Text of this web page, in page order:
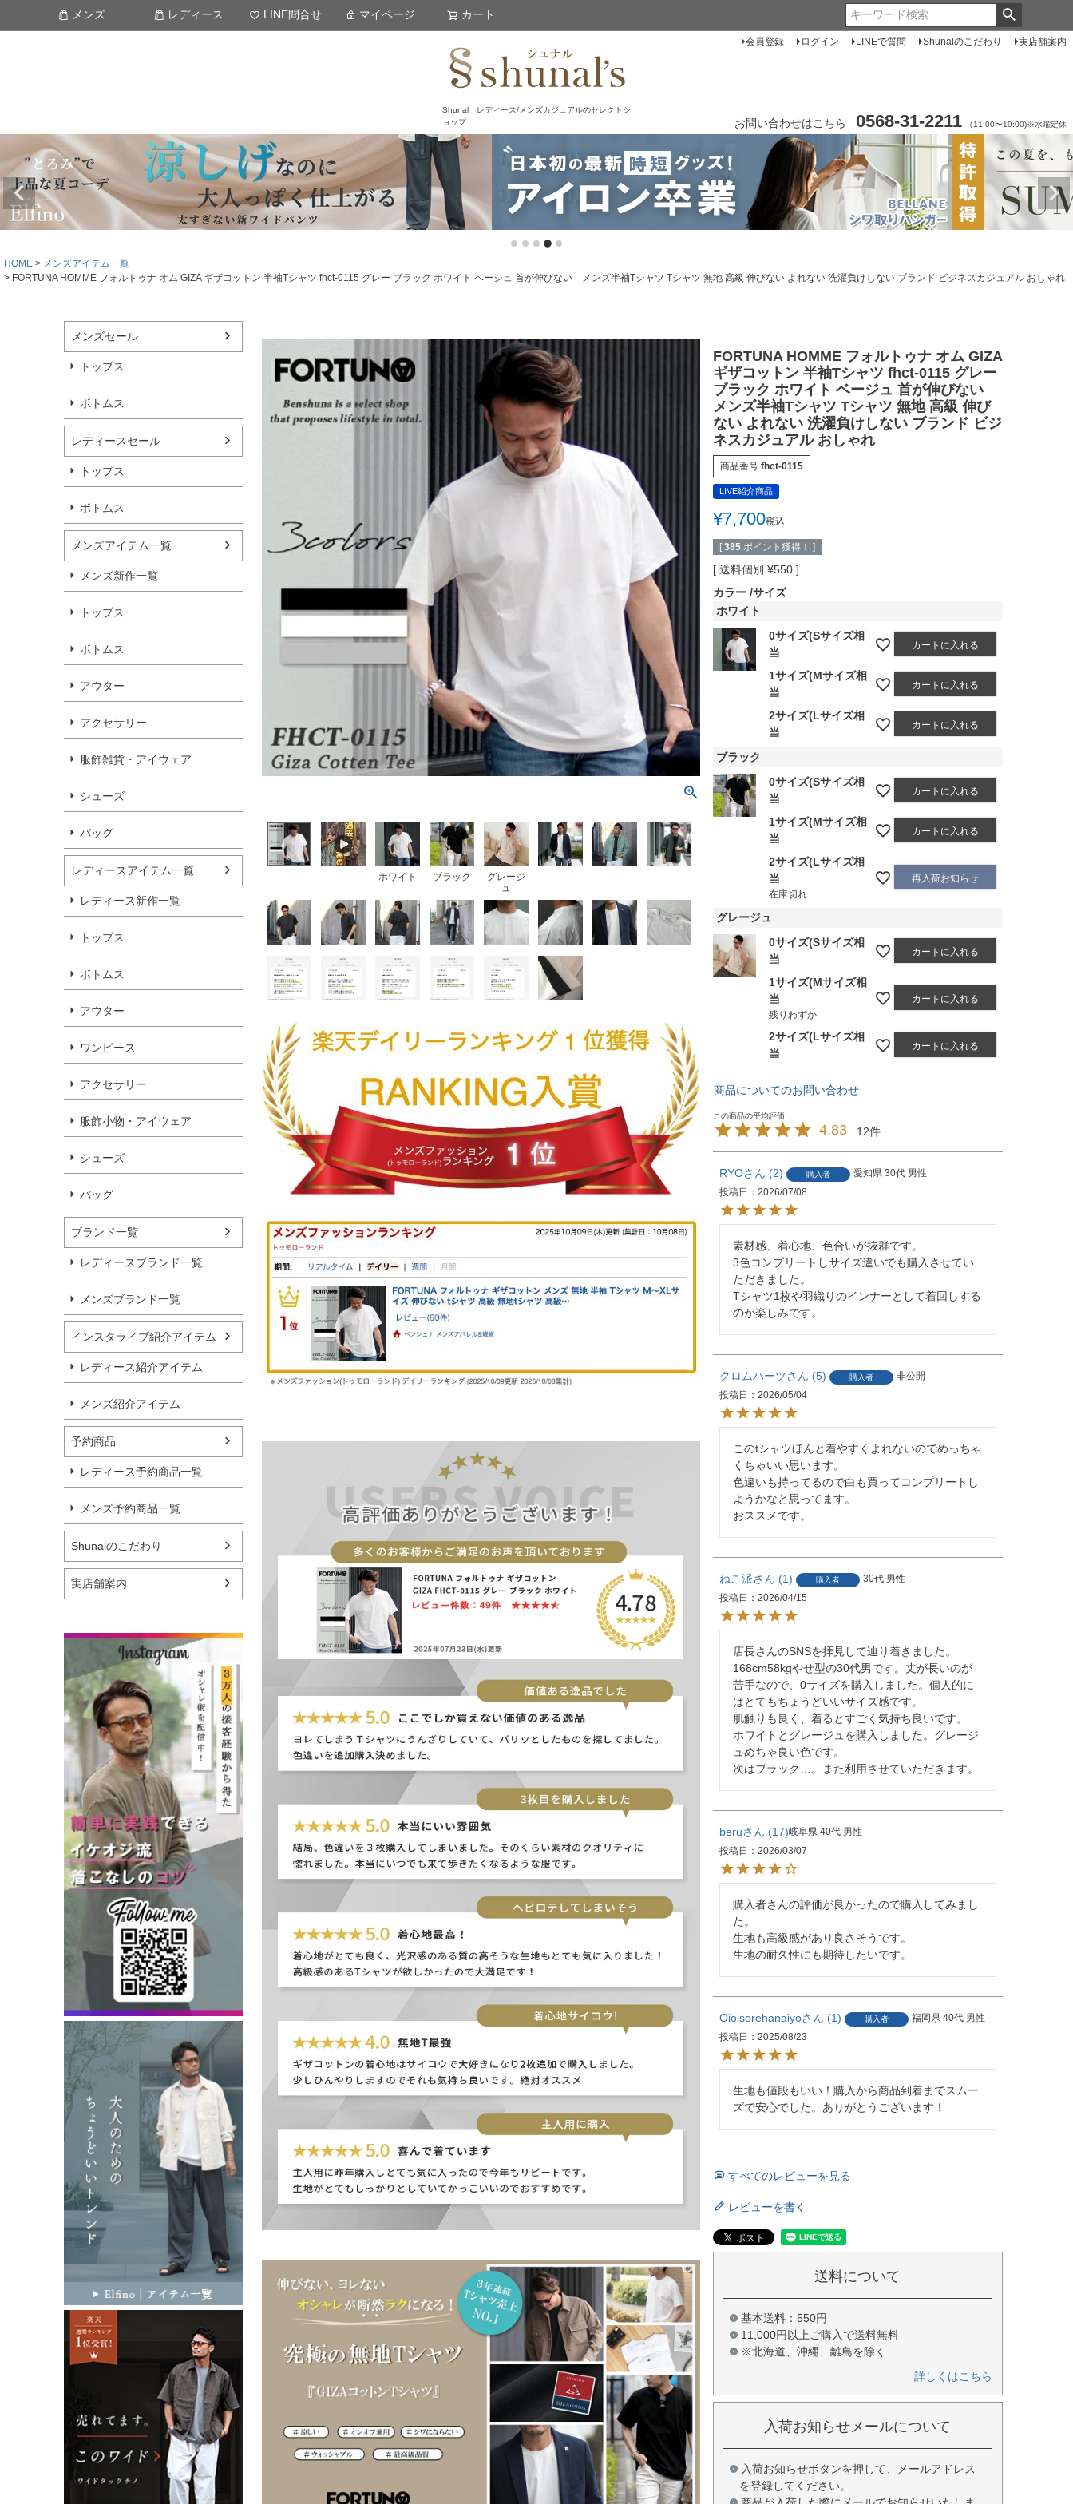
Shunal レディース/メンズカジュアルのセレクトシ
ョップ
会員登録 ログイン LINEで質問 Shunalのこだわり 実店舗案内
お問い合わせはこちら 0568-31-2211 （11:00〜19:00)※水曜定休
メンズ レディース LINE問合せ マイページ カート
HOME
メンズアイテム一覧
FORTUNA HOMME フォルトゥナ オム GIZA ギザコットン 半袖Tシャツ fhct-0115 グレー ブラック ホワイト ベージュ 首が伸びない メンズ半袖Tシャツ Tシャツ 無地 高級 伸びない よれない 洗濯負けしない ブランド ビジネスカジュアル おしゃれ
メンズセール
トップス
ボトムス
レディースセール
トップス
ボトムス
メンズアイテム一覧
メンズ新作一覧
トップス
ボトムス
アウター
アクセサリー
服飾雑貨・アイウェア
シューズ
バッグ
レディースアイテム一覧
レディース新作一覧
トップス
ボトムス
アウター
ワンピース
アクセサリー
服飾小物・アイウェア
シューズ
バッグ
ブランド一覧
レディースブランド一覧
メンズブランド一覧
インスタライブ紹介アイテム
レディース紹介アイテム
メンズ紹介アイテム
予約商品
レディース予約商品一覧
メンズ予約商品一覧
Shunalのこだわり
実店舗案内
ホワイト ブラック
グレージ
ュ
FORTUNA HOMME フォルトゥナ オム GIZA
ギザコットン 半袖Tシャツ fhct-0115 グレー
ブラック ホワイト ベージュ 首が伸びない
メンズ半袖Tシャツ Tシャツ 無地 高級 伸び
ない よれない 洗濯負けしない ブランド ビジ
ネスカジュアル おしゃれ
商品番号 fhct-0115
LIVE紹介商品
¥7,700税込
[ 385 ポイント獲得！ ]
送料個別 ¥550
カラー サイズ
ホワイト
0サイズ(Sサイズ相
当
カートに入れる
1サイズ(Mサイズ相
当
カートに入れる
2サイズ(Lサイズ相
当
カートに入れる
ブラック
0サイズ(Sサイズ相
当
カートに入れる
1サイズ(Mサイズ相
当
カートに入れる
2サイズ(Lサイズ相
当
在庫切れ
再入荷お知らせ
グレージュ
0サイズ(Sサイズ相
当
カートに入れる
1サイズ(Mサイズ相
当
残りわずか
カートに入れる
2サイズ(Lサイズ相
当
カートに入れる
商品についてのお問い合わせ
4.83 12
RYO 2 購入者 愛知県 30代 男性
投稿日
2026/07/08
素材感、着心地、色合いが抜群です。
3色コンプリートしサイズ違いでも購入させてい
ただきました。
Tシャツ1枚や羽織りのインナーとして着回しする
のが楽しみです。
クロムハーツ 5 購入者
非公開
投稿日
2026/05/04
このtシャツほんと着やすくよれないのでめっちゃ
くちゃいい思います。
色違いも持ってるので白も買ってコンプリートし
ようかなと思ってます。
おススメです。
ねこ派 1 購入者 30代 男性
投稿日
2026/04/15
店長さんのSNSを拝見して辿り着きました。
168cm58kgやせ型の30代男です。丈が長いのが
苦手なので、0サイズを購入しました。個人的に
はとてもちょうどいいサイズ感です。
肌触りも良く、着るとすごく気持ち良いです。
ホワイトとグレージュを購入しました。グレージ
ュめちゃ良い色です。
次はブラック…。また利用させていただきます。
beru 17 岐阜県 40代 男性
投稿日
2026/03/07
購入者さんの評価が良かったので購入してみまし
た。
生地も高級感があり良さそうです。
生地の耐久性にも期待したいです。
Oioisorehanaiyo 1 購入者 福岡県 40代 男性
投稿日
2025/08/23
生地も値段もいい！購入から商品到着までスムー
ズで安心でした。ありがとうございます！
すべてのレビューを見る
レビューを書く
送料について
基本送料：550円
11,000円以上ご購入で送料無料
※北海道、沖縄、離島を除く
詳しくはこちら
入荷お知らせメールについて
入荷お知らせボタンを押して、メールアドレス
を登録してください。